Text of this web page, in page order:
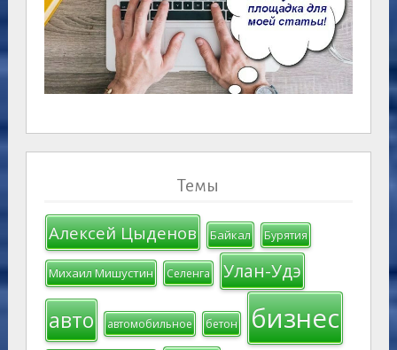
Темы
Алексей Цыденов Байкал Бурятия
Михаил Мишустин Селенга Улан-Удэ
авто автомобильное бетон бизнес